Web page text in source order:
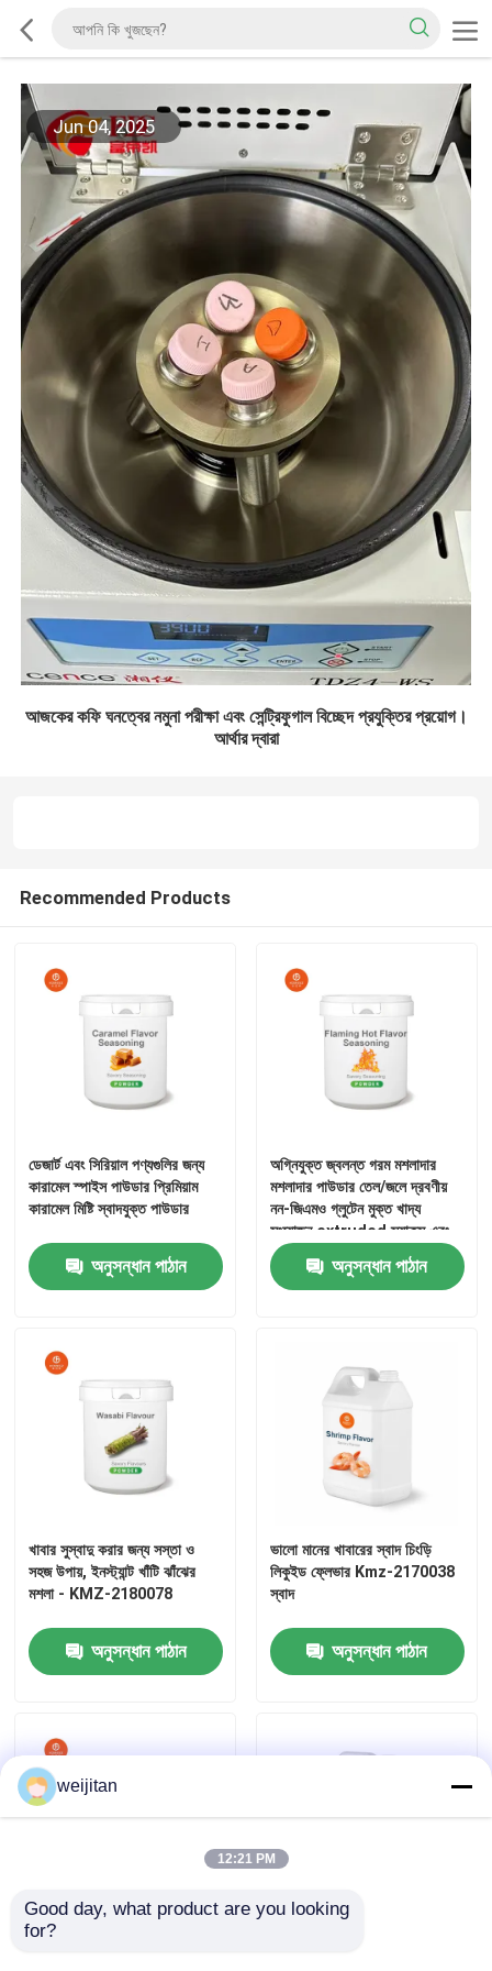
Jun 04, 2025
আজকের কফি ঘনত্বের নমুনা পরীক্ষা এবং সেন্ট্রিফুগাল বিচ্ছেদ প্রযুক্তির প্রয়োগ।
আর্থার দ্বারা
Recommended Products
ডেজার্ট এবং সিরিয়াল পণ্যগুলির জন্য
কারামেল স্পাইস পাউডার প্রিমিয়াম
কারামেল মিষ্টি স্বাদযুক্ত পাউডার
অনুসন্ধান পাঠান
অগ্নিযুক্ত জ্বলন্ত গরম মশলাদার
মশলাদার পাউডার তেল/জলে দ্রবণীয়
নন-জিএমও গ্লুটেন মুক্ত খাদ্য
সংযোজন extruded স্ন্যাকস এবং
তাত্ক্ষণিক নুডলস জন্য
অনুসন্ধান পাঠান
খাবার সুস্বাদু করার জন্য সস্তা ও
সহজ উপায়, ইনস্ট্যান্ট খাঁটি ঝাঁঝের
মশলা - KMZ-2180078
অনুসন্ধান পাঠান
ভালো মানের খাবারের স্বাদ চিংড়ি
লিকুইড ফ্লেভার Kmz-2170038
স্বাদ
অনুসন্ধান পাঠান
পাইকারি কেচাপ পাউডার সিজনিং,
weijitan
12:21 PM
Good day, what product are you looking
for?